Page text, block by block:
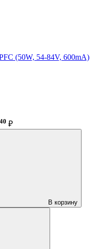
(50W, 54-84V, 600mA)
40 ₽
В корзину